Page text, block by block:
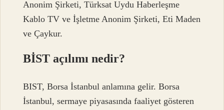
Anonim Şirketi, Türksat Uydu Haberleşme
Kablo TV ve İşletme Anonim Şirketi, Eti Maden
ve Çaykur.
BİST açılımı nedir?
BIST, Borsa İstanbul anlamına gelir. Borsa
İstanbul, sermaye piyasasında faaliyet gösteren